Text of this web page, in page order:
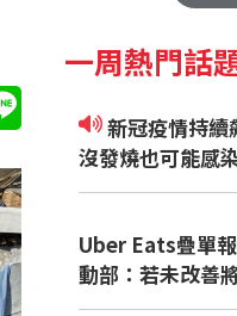
一周熱門話
新冠疫情持續飆升 常見八大症狀
沒發燒也可能感
Uber Eats疊單
動部：若未改善